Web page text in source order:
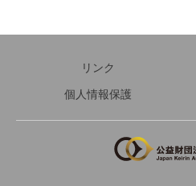
リンク
個人情報保護